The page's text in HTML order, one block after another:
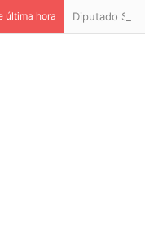
última hora